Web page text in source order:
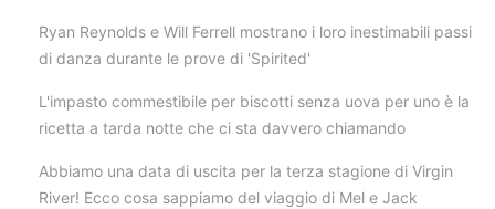
Ryan Reynolds e Will Ferrell mostrano i loro inestimabili passi
di danza durante le prove di 'Spirited'
L'impasto commestibile per biscotti senza uova per uno è la
ricetta a tarda notte che ci sta davvero chiamando
Abbiamo una data di uscita per la terza stagione di Virgin
River! Ecco cosa sappiamo del viaggio di Mel e Jack